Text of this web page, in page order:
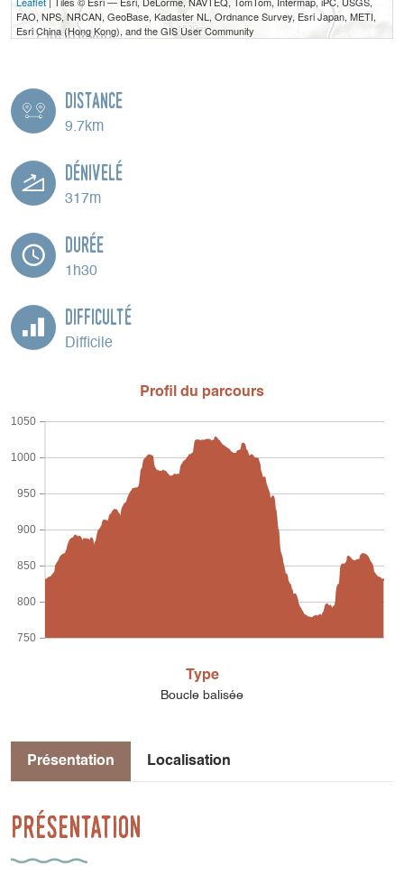
FAO, NPS, NRCAN, GeoBase, Kadaster NL, Ordnance Survey, Esri Japan, METI,
Esri China (Hong Kong), and the GIS User Community
Distance
9.7km
Dénivelé
317m
Durée
1h30
Difficulté
Difficile
Profil du parcours
750
800
850
900
950
1000
1050
Type
Boucle balisée
Présentation Localisation
Présentation